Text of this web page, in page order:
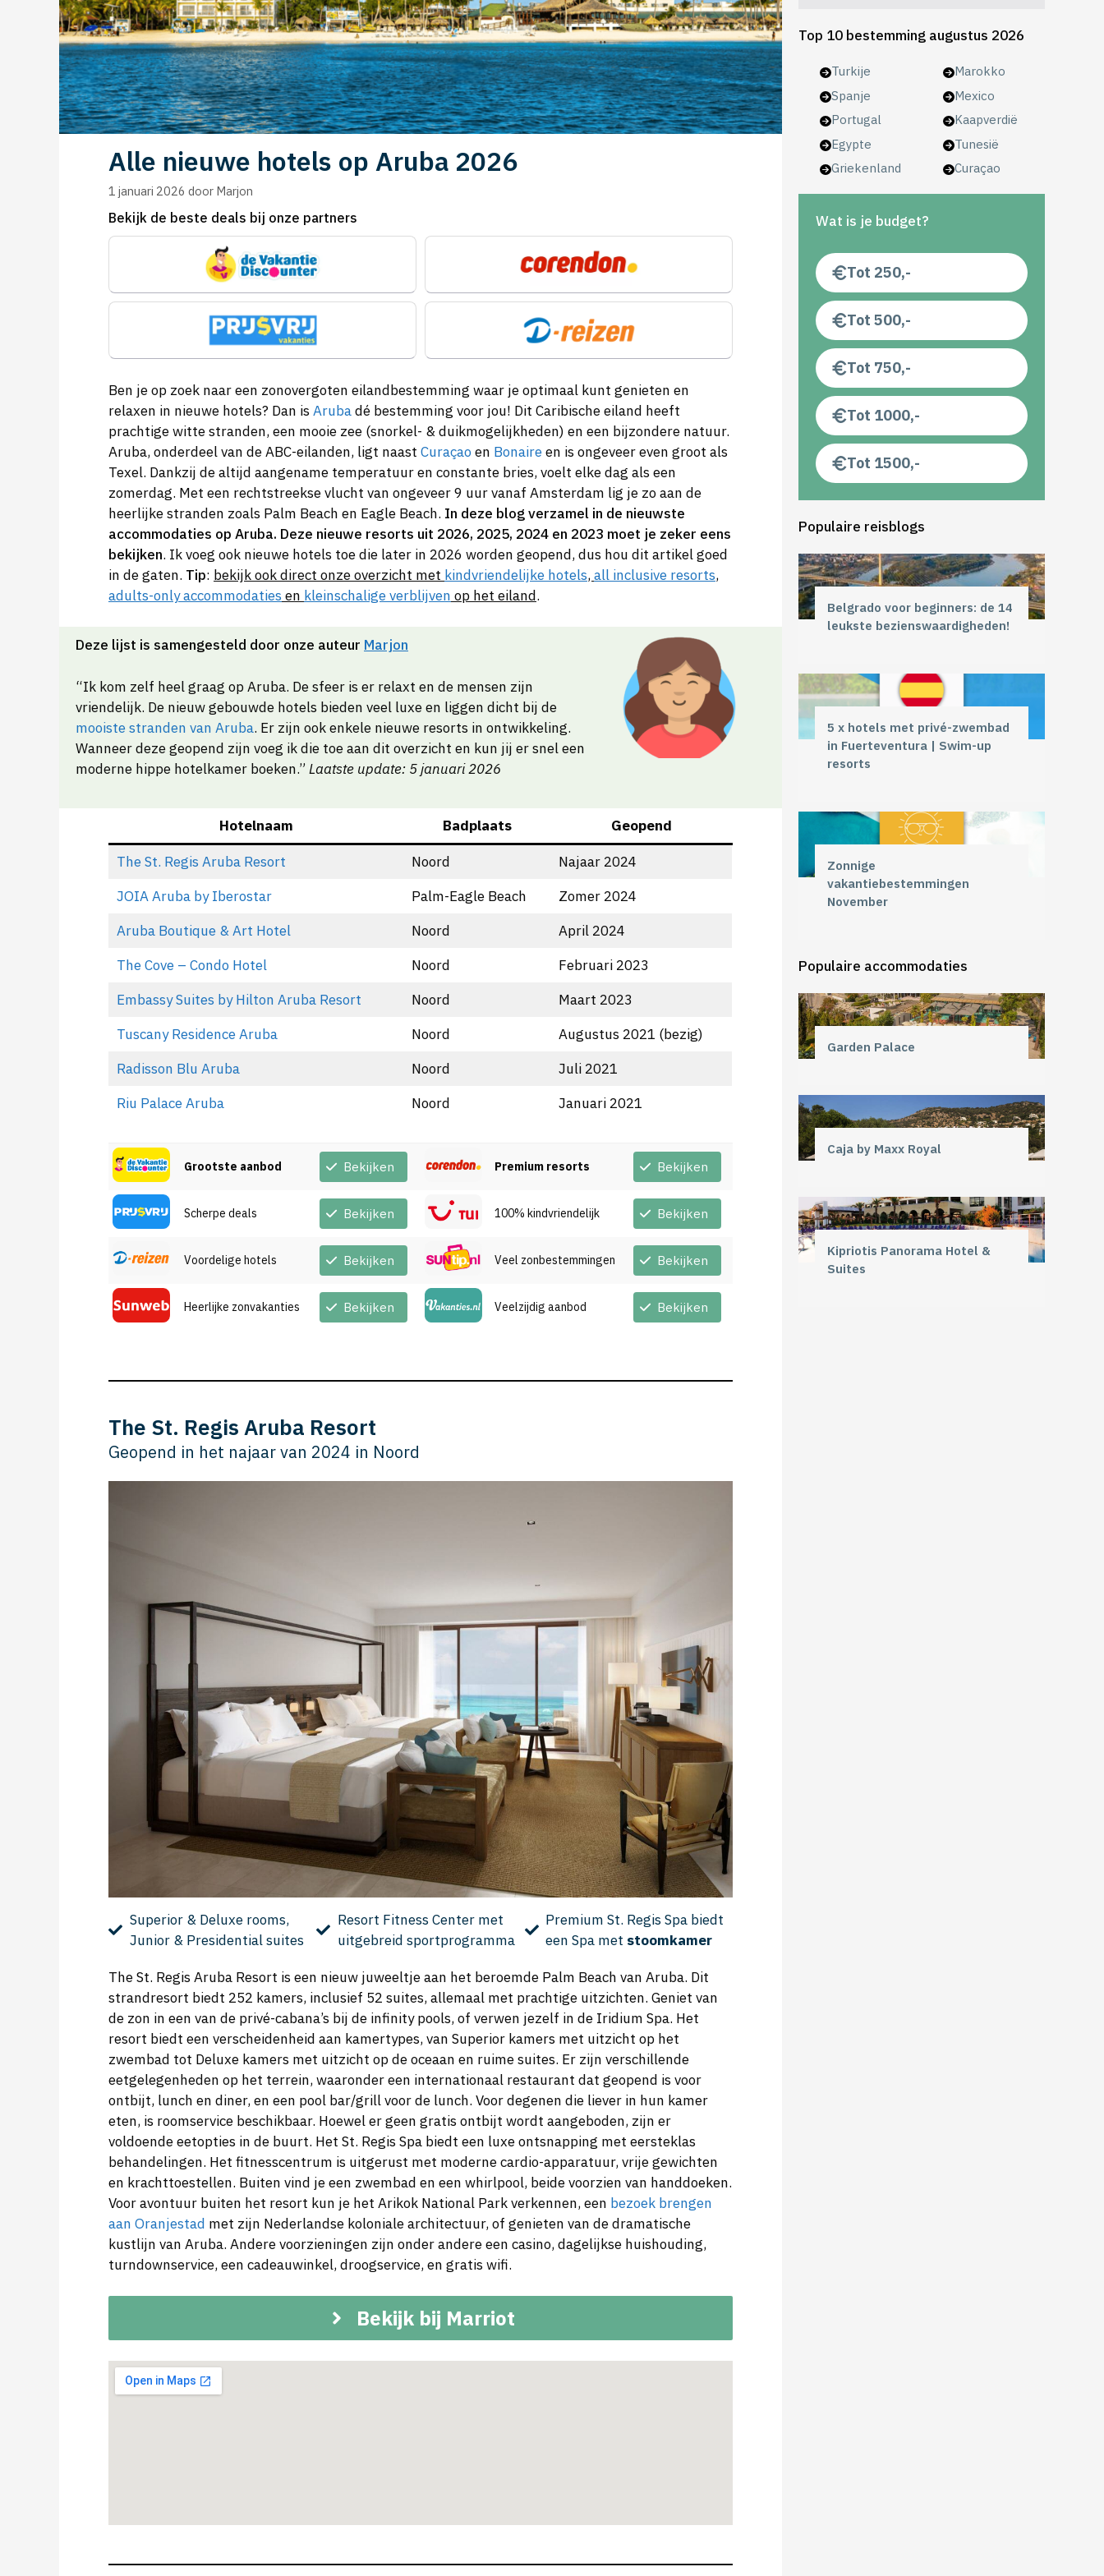
Alle nieuwe hotels op Aruba 2026
1 januari 2026 door Marjon
Bekijk de beste deals bij onze partners
Ben je op zoek naar een zonovergoten eilandbestemming waar je optimaal kunt genieten en
relaxen in nieuwe hotels? Dan isArubadé bestemming voor jou! Dit Caribische eiland heeft
prachtige witte stranden, een mooie zee (snorkel- & duikmogelijkheden) en een bijzondere natuur.
Aruba, onderdeel van de ABC-eilanden, ligt naast Curaçaoen Bonaireen is ongeveer even groot als
Texel. Dankzij de altijd aangename temperatuur en constante bries, voelt elke dag als een
zomerdag. Met een rechtstreekse vlucht van ongeveer 9 uur vanaf Amsterdam lig je zo aan de
heerlijke stranden zoals Palm Beach en Eagle Beach. In deze blog verzamel in de nieuwste
accommodaties op Aruba. Deze nieuwe resorts uit 2026, 2025, 2024 en 2023 moet je zeker eens
bekijken. Ik voeg ook nieuwe hotels toe die later in 2026 worden geopend, dus hou dit artikel goed
in de gaten. Tip: bekijk ook direct onze overzicht met kindvriendelijke hotels,all inclusive resorts,
adults-only accommodaties en kleinschalige verblijven op het eiland.
Deze lijst is samengesteld door onze auteur Marjon
“Ik kom zelf heel graag op Aruba. De sfeer is er relaxt en de mensen zijn
vriendelijk. De nieuw gebouwde hotels bieden veel luxe en liggen dicht bij de
mooiste stranden van Aruba. Er zijn ook enkele nieuwe resorts in ontwikkeling.
Wanneer deze geopend zijn voeg ik die toe aan dit overzicht en kun jij er snel een
moderne hippe hotelkamer boeken.”Laatste update: 5 januari 2026
Hotelnaam Badplaats
Geopend
The St. Regis Aruba Resort
Noord
Najaar 2024
JOIA Aruba by Iberostar
Palm-Eagle Beach
Zomer 2024
Aruba Boutique & Art Hotel
Noord
April 2024
The Cove – Condo Hotel
Noord
Februari 2023
Embassy Suites by Hilton Aruba Resort
Noord
Maart 2023
Tuscany Residence Aruba
Noord
Augustus 2021 (bezig)
Radisson Blu Aruba
Noord
Juli 2021
Riu Palace Aruba
Noord Januari 2021
Grootste aanbod Bekijken
Scherpe deals Bekijken
Voordelige hotels Bekijken
Heerlijke zonvakanties Bekijken
Premium resorts Bekijken
100% kindvriendelijk Bekijken
Veel zonbestemmingen Bekijken
Veelzijdig aanbod Bekijken
The St. Regis Aruba Resort
Geopend in het najaar van 2024 in Noord
Superior & Deluxe rooms,
Junior & Presidential suites
Resort Fitness Center met
uitgebreid sportprogramma
Premium St. Regis Spa biedt
een Spa met stoomkamer
The St. Regis Aruba Resort is een nieuw juweeltje aan het beroemde Palm Beach van Aruba. Dit
strandresort biedt 252 kamers, inclusief 52 suites, allemaal met prachtige uitzichten. Geniet van
de zon in een van de privé-cabana’s bij de infinity pools, of verwen jezelf in de Iridium Spa. Het
resort biedt een verscheidenheid aan kamertypes, van Superior kamers met uitzicht op het
zwembad tot Deluxe kamers met uitzicht op de oceaan en ruime suites. Er zijn verschillende
eetgelegenheden op het terrein, waaronder een internationaal restaurant dat geopend is voor
ontbijt, lunch en diner, en een pool bar/grill voor de lunch. Voor degenen die liever in hun kamer
eten, is roomservice beschikbaar. Hoewel er geen gratis ontbijt wordt aangeboden, zijn er
voldoende eetopties in de buurt. Het St. Regis Spa biedt een luxe ontsnapping met eersteklas
behandelingen. Het fitnesscentrum is uitgerust met moderne cardio-apparatuur, vrije gewichten
en krachttoestellen. Buiten vind je een zwembad en een whirlpool, beide voorzien van handdoeken.
Voor avontuur buiten het resort kun je het Arikok National Park verkennen, een bezoek brengen
aan Oranjestad met zijn Nederlandse koloniale architectuur, of genieten van de dramatische
kustlijn van Aruba. Andere voorzieningen zijn onder andere een casino, dagelijkse huishouding,
turndownservice, een cadeauwinkel, droogservice, en gratis wifi.
Bekijk bij Marriot
Top 10 bestemming augustus 2026
Turkije
Spanje
Portugal
Egypte
Griekenland
Marokko
Mexico
Kaapverdië
Tunesië
Curaçao
Wat is je budget?
Tot 250,-
Tot 500,-
Tot 750,-
Tot 1000,-
Tot 1500,-
Populaire reisblogs
Belgrado voor beginners: de 14
leukste bezienswaardigheden!
5 x hotels met privé-zwembad
in Fuerteventura | Swim-up
resorts
Zonnige
vakantiebestemmingen
November
Populaire accommodaties
Garden Palace
Caja by Maxx Royal
Kipriotis Panorama Hotel &
Suites